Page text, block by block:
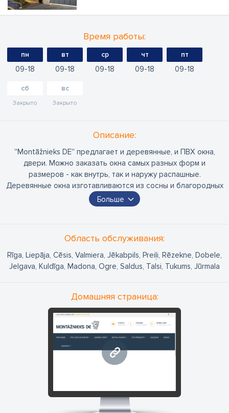
Время работы:
пн
09 18
вт
09 18
ср
09 18
чт
09 18
пт
09 18
сб
Закрыто
вс
Закрыто
Oписание:
''Montāžnieks DE'' предлагает и деревянные, и ПВХ окна,
двери. Можно заказать окна самых разных форм и
размеров - как внутрь, так и наружу распашные.
Деревянные окна изготавливаются из сосны и благородных
деревьев.
Услуги ''Montāžnieks DE'' оказывает по всей Латвии. Есть
Кулдиге, Мадоне, Огре, Салдусе, Талси, Тукумсе, Юрмале.
Больше
Область обслуживания:
Rīga, Liepāja, Cēsis, Valmiera, Jēkabpils, Preiļi, Rēzekne, Dobele,
Jelgava, Kuldīga, Madona, Ogre, Saldus, Talsi, Tukums, Jūrmala
Домашняя страница:
www.montaznieksde.lv